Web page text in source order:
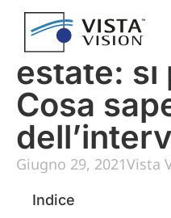
Laser
estate: si
Cosa
Giugno 29, 2021Vista
Indice